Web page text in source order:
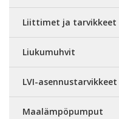
Liittimet ja tarvikkeet
Liukumuhvit
LVI-asennustarvikkeet
Maalämpöpumput